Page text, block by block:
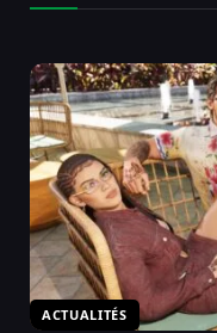
ACTUALITÉS